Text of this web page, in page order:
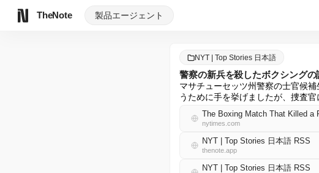
TheNote 製品エージェント
NYT | Top Stories 日本語
警察の新兵を殺したボクシングの
マサチューセッツ州警察の士官候
うために手を挙げましたが、捜査
The Boxing Match That Killed a
nytimes.com
NYT | Top Stories 日本語 RSS
thenote.app
NYT | Top Stories 日本語 RSS